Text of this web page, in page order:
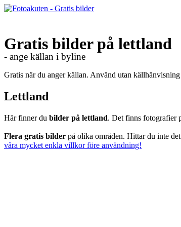
Gratis bilder på lettland
- ange källan i byline
Gratis när du anger källan. Använd utan
Lettland
Här finner du bilder på lettland. Det finns fotografier
Flera gratis bilder på olika områden. Hittar du inte
våra mycket enkla villkor före användning!